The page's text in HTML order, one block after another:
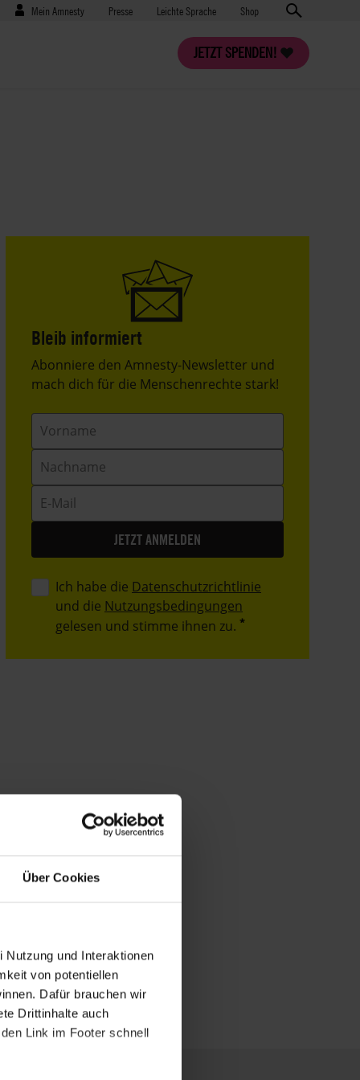
Über Cookies
Nutzung und Interaktionen
von potentiellen
Dafür brauchen wir
Drittinhalte auch
Link im Footer schnell
Benutzermenü
Mein Amnesty Presse
Presse Leichte Sprache Shop
JETZT SPENDEN!
Bleib informiert
Header
Text
Abonniere den Amnesty-Newsletter und
mach dich für die Menschenrechte stark!
Vorname
Nachname
E-
Mail
Ich habe die Datenschutzrichtlinie
und die Nutzungsbedingungen
gelesen und stimme ihnen zu.